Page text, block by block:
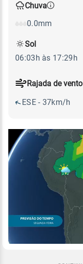
Chuva
0.0mm
Rajada de vento
ESE - 37km/h
Sol
06:03h às 17:29h